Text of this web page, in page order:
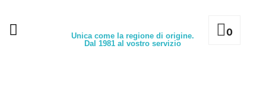
Unica come la regione di origine.
Dal 1981 al vostro servizio
0